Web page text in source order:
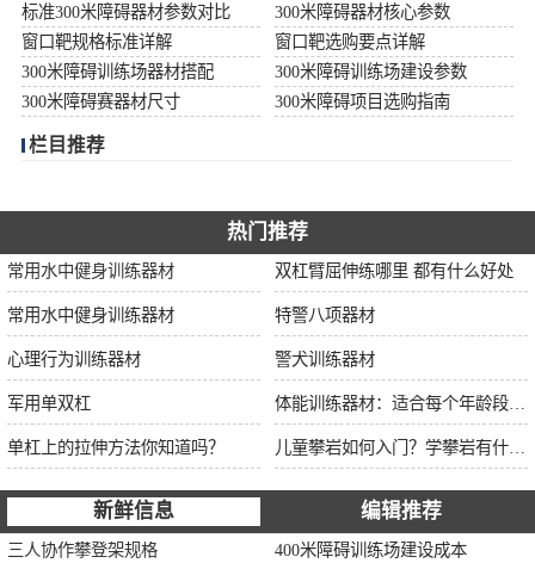
标准300米障碍器材参数对比
300米障碍器材核心参数
窗口靶规格标准详解
窗口靶选购要点详解
300米障碍训练场器材搭配
300米障碍训练场建设参数
300米障碍赛器材尺寸
300米障碍项目选购指南
栏目推荐
热门推荐
常用水中健身训练器材 双杠臂屈伸练哪里 都有什么好处
常用水中健身训练器材 特警八项器材
心理行为训练器材 警犬训练器材
军用单双杠
单杠上的拉伸方法你知道吗？
新鲜信息 编辑推荐
三人协作攀登架规格 400米障碍训练场建设成本